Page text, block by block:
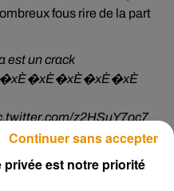
fous rire de la part
est un crack
z2HSuY7oc7
(@lnstantFoot)
est notre priorité
Continuer sans accepter